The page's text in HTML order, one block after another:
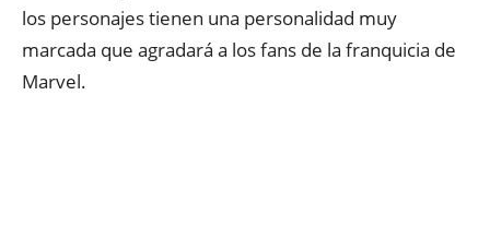
los personajes tienen una personalidad muy
marcada que agradará a los fans de la franquicia de
Marvel.